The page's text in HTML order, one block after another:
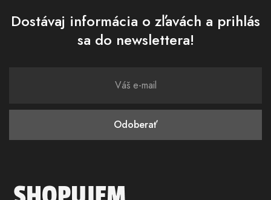
Dostávaj informácia o zľavách a prihlás
sa do newslettera!